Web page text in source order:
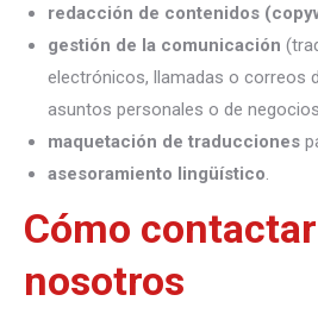
redacción de contenidos
gestión de la comunicación
electrónicos, llamadas o correos
asuntos personales o de
maquetación de traducciones
asesoramiento lingüístico.
Cómo
nosotros